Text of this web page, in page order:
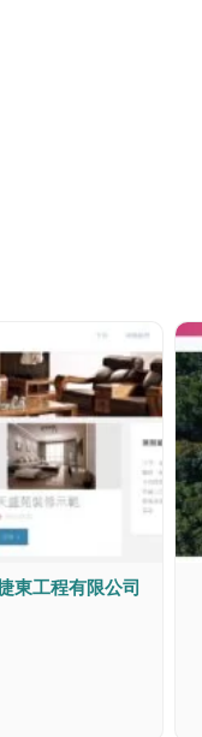
東工程有限公司